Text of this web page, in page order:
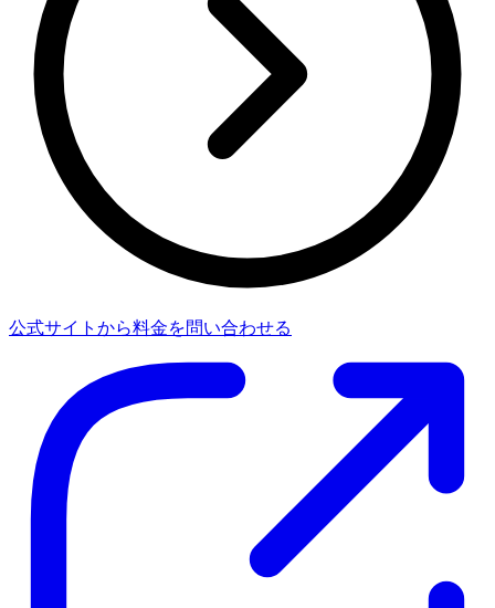
公式サイトから料金を問い合わせる